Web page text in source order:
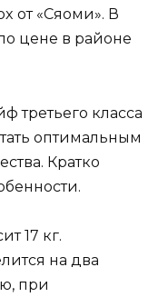
от «Сяоми». В
цене в районе
третьего класса
оптимальным
Кратко
17 кг.
на два
при